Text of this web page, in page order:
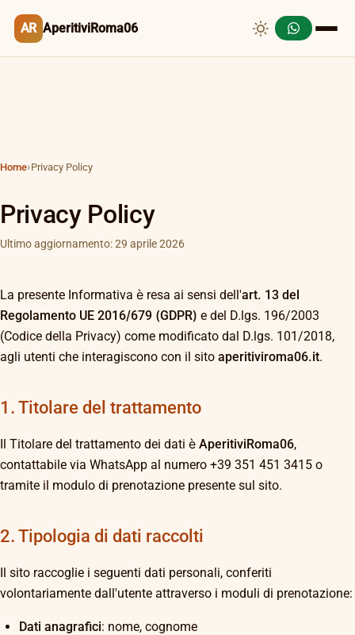
AR AperitiviRoma06
Home›Privacy Policy
Privacy Policy
Ultimo aggiornamento: 29 aprile 2026
La presente Informativa è resa ai sensi dell'art. 13 del
Regolamento UE 2016/679 (GDPR) e del D.lgs. 196/2003
(Codice della Privacy) come modificato dal D.lgs. 101/2018,
agli utenti che interagiscono con il sito aperitiviroma06.it.
1. Titolare del trattamento
Il Titolare del trattamento dei dati è AperitiviRoma06,
contattabile via WhatsApp al numero +39 351 451 3415 o
tramite il modulo di prenotazione presente sul sito.
2. Tipologia di dati raccolti
Il sito raccoglie i seguenti dati personali, conferiti
volontariamente dall'utente attraverso i moduli di prenotazione:
Dati anagrafici: nome, cognome